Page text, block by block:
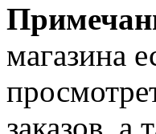
магазина
заказов, а